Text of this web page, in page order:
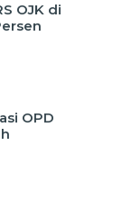
OJK di
OPD